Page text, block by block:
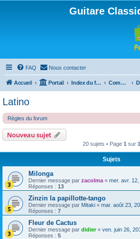
Guitare
FAQ Nous contacter
Accueil Portail Index du forum Compositions
Latino
Règles du forum
Nouveau sujet
20 sujets • Page 1 sur 1
Sujets
Milonga
Dernier message par zacolma « mer. avr.
Réponses : 13
Zinzin la papillotte-tango
Dernier message par Mitaki « mar. août 23,
Réponses : 7
Fleur de Cactus
Dernier message par didier« ven. juin 26,
Réponses : 5